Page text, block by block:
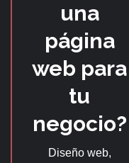
una
página
web para
tu
negocio?
Diseño web,